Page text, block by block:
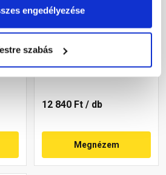
engedélyezése
szabás
Klöber plexi
cseréphez
12 840 Ft / db
Megnézem